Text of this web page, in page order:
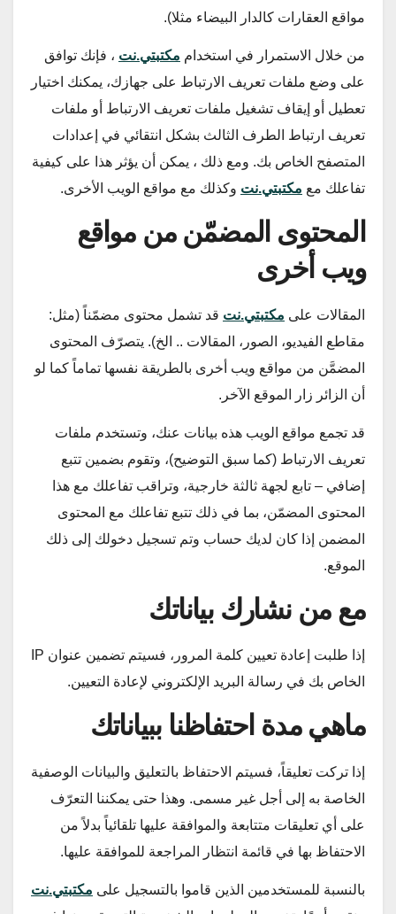
مواقع العقارات كالدار البيضاء مثلا).
من خلال الاستمرار في استخدام مكتبتي.نت ، فإنك توافق
على وضع ملفات تعريف الارتباط على جهازك، يمكنك اختيار
تعطيل أو إيقاف تشغيل ملفات تعريف الارتباط أو ملفات
تعريف ارتباط الطرف الثالث بشكل انتقائي في إعدادات
المتصفح الخاص بك. ومع ذلك ، يمكن أن يؤثر هذا على كيفية
تفاعلك مع مكتبتي.نت وكذلك مع مواقع الويب الأخرى.
المحتوى المضمّن من مواقع
ويب أخرى
المقالات على مكتبتي.نت قد تشمل محتوى مضمّناً (مثل:
مقاطع الفيديو، الصور، المقالات .. الخ). يتصرّف المحتوى
المضمَّن من مواقع ويب أخرى بالطريقة نفسها تماماً كما لو
أن الزائر زار الموقع الآخر.
قد تجمع مواقع الويب هذه بيانات عنك، وتستخدم ملفات
تعريف الارتباط (كما سبق التوضيح)، وتقوم بضمين تتبع
إضافي – تابع لجهة ثالثة خارجية، وتراقب تفاعلك مع هذا
المحتوى المضمّن، بما في ذلك تتبع تفاعلك مع المحتوى
المضمن إذا كان لديك حساب وتم تسجيل دخولك إلى ذلك
الموقع.
مع من نشارك بياناتك
إذا طلبت إعادة تعيين كلمة المرور، فسيتم تضمين عنوان IP
الخاص بك في رسالة البريد الإلكتروني لإعادة التعيين.
ماهي مدة احتفاظنا ببياناتك
إذا تركت تعليقاً، فسيتم الاحتفاظ بالتعليق والبيانات الوصفية
الخاصة به إلى أجل غير مسمى. وهذا حتى يمكننا التعرّف
على أي تعليقات متتابعة والموافقة عليها تلقائياً بدلاً من
الاحتفاظ بها في قائمة انتظار المراجعة للموافقة عليها.
بالنسبة للمستخدمين الذين قاموا بالتسجيل على مكتبتي.نت